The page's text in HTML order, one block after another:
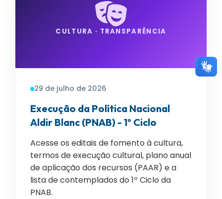
CULTURA · TRANSPARÊNCIA
29 de julho de 2026
Execução da Política Nacional
Aldir Blanc (PNAB) - 1º Ciclo
Acesse os editais de fomento à cultura,
termos de execução cultural, plano anual
de aplicação dos recursos (PAAR) e a
lista de contemplados do 1º Ciclo da
PNAB.